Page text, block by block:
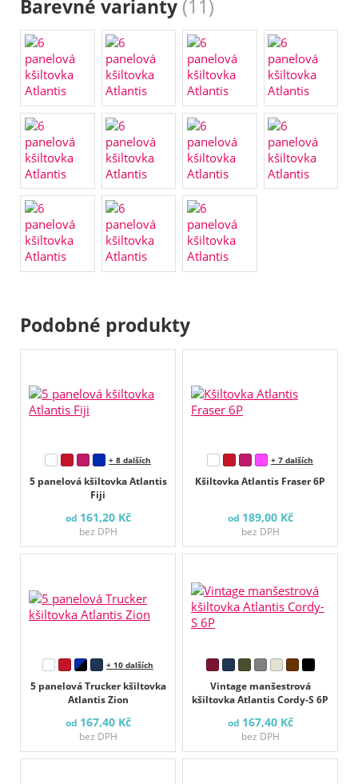
Barevné varianty (11)
Podobné produkty
5 panelová kšiltovka Atlantis
Fiji
+ 8 dalších
od 161,20 Kč
bez DPH
Kšiltovka Atlantis Fraser 6P
+ 7 dalších
od 189,00 Kč
bez DPH
5 panelová Trucker kšiltovka
Atlantis Zion
+ 10 dalších
od 167,40 Kč
bez DPH
Vintage manšestrová
kšiltovka Atlantis Cordy-S 6P
od 167,40 Kč
bez DPH